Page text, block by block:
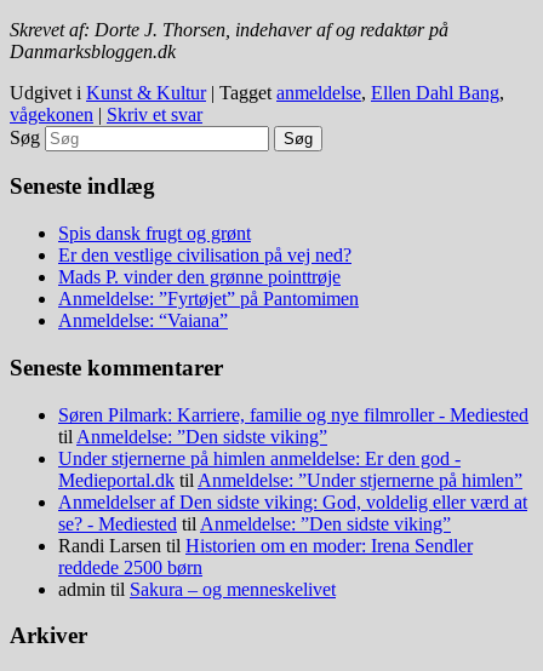
Skrevet af: Dorte J. Thorsen, indehaver af og redaktør på
Danmarksbloggen.dk
Udgivet i Kunst & Kultur | Tagget anmeldelse, Ellen Dahl Bang,
vågekonen | Skriv et svar
Søg
Seneste indlæg
Spis dansk frugt og grønt
Er den vestlige civilisation på vej ned?
Mads P. vinder den grønne pointtrøje
Anmeldelse: ”Fyrtøjet” på Pantomimen
Anmeldelse: “Vaiana”
Seneste kommentarer
Søren Pilmark: Karriere, familie og nye filmroller - Mediested
til Anmeldelse: ”Den sidste viking”
Under stjernerne på himlen anmeldelse: Er den god -
Medieportal.dk til Anmeldelse: ”Under stjernerne på himlen”
Anmeldelser af Den sidste viking: God, voldelig eller værd at
se? - Mediested til Anmeldelse: ”Den sidste viking”
Randi Larsen til Historien om en moder: Irena Sendler
reddede 2500 børn
admin til Sakura – og menneskelivet
Arkiver